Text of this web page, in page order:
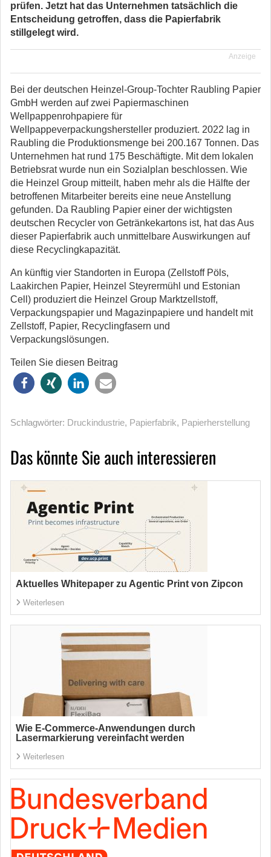
prüfen. Jetzt hat das Unternehmen tatsächlich die
Entscheidung getroffen, dass die Papierfabrik
stillgelegt wird.
Anzeige
Bei der deutschen Heinzel-Group-Tochter Raubling Papier
GmbH werden auf zwei Papiermaschinen
Wellpappenrohpapiere für
Wellpappeverpackungshersteller produziert. 2022 lag in
Raubling die Produktionsmenge bei 200.167 Tonnen. Das
Unternehmen hat rund 175 Beschäftigte. Mit dem lokalen
Betriebsrat wurde nun ein Sozialplan beschlossen. Wie
die Heinzel Group mitteilt, haben mehr als die Hälfte der
betroffenen Mitarbeiter bereits eine neue Anstellung
gefunden. Da Raubling Papier einer der wichtigsten
deutschen Recycler von Getränkekartons ist, hat das Aus
dieser Papierfabrik auch unmittelbare Auswirkungen auf
diese Recyclingkapazität.
An künftig vier Standorten in Europa (Zellstoff Pöls,
Laakirchen Papier, Heinzel Steyrermühl und Estonian
Cell) produziert die Heinzel Group Marktzellstoff,
Verpackungspapier und Magazinpapiere und handelt mit
Zellstoff, Papier, Recyclingfasern und
Verpackungslösungen.
Teilen Sie diesen Beitrag
Schlagwörter: Druckindustrie, Papierfabrik, Papierherstellung
Das könnte Sie auch interessieren
Aktuelles Whitepaper zu Agentic Print von Zipcon
Weiterlesen
Wie E-Commerce-Anwendungen durch
Lasermarkierung vereinfacht werden
Weiterlesen